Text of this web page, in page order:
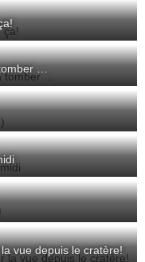
…
vue depuis le cratère!